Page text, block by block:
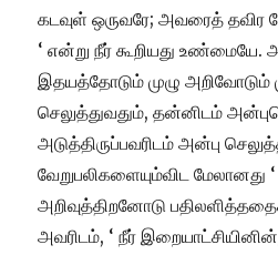
கடவுள் ஒருவரே; அவரைத் தவிர
‘ என்று நீர் கூறியது உண்மையே.
இதயத்தோடும் முழு அறிவோடும்
செலுத்துவதும், தன்னிடம்
அடுத்திருப்பவரிடம் அன்பு
வேறுபலிகளையும்விட மேலானது
அறிவுத்திறனோடு
அவரிடம், ‘ நீர்